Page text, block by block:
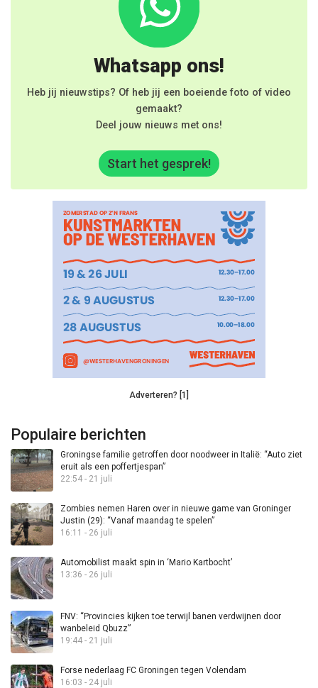
Whatsapp ons!
Heb jij nieuwstips? Of heb jij een boeiende foto of video
gemaakt?
Deel jouw nieuws met ons!
Start het gesprek!
Adverteren? [1]
Populaire berichten
Groningse familie getroffen door noodweer in Italië: “Auto ziet
eruit als een poffertjespan”
22:54 - 21 juli
Zombies nemen Haren over in nieuwe game van Groninger
Justin (29): “Vanaf maandag te spelen”
16:11 - 26 juli
Automobilist maakt spin in ‘Mario Kartbocht’
13:36 - 26 juli
FNV: “Provincies kijken toe terwijl banen verdwijnen door
wanbeleid Qbuzz”
19:44 - 21 juli
Forse nederlaag FC Groningen tegen Volendam
16:03 - 24 juli